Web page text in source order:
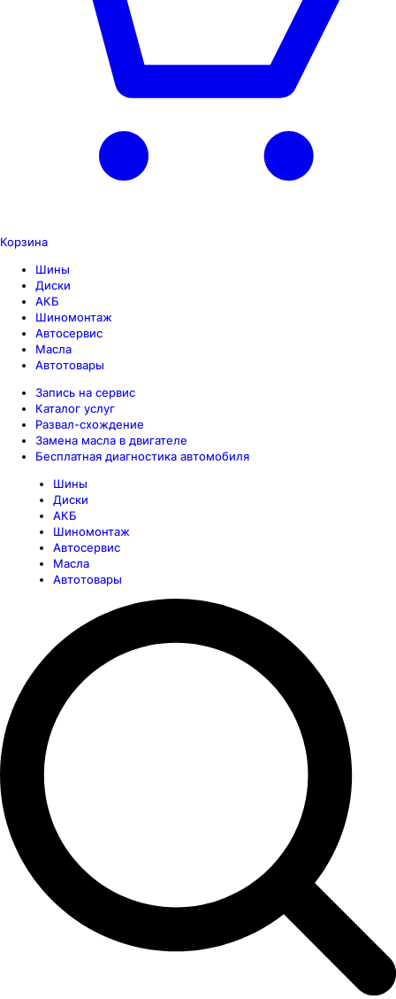
Корзина
Шины
Диски
АКБ
Шиномонтаж
Автосервис
Масла
Автотовары
Запись на сервис
Каталог услуг
Развал-схождение
Замена масла в двигателе
Бесплатная диагностика автомобиля
Шины
Диски
АКБ
Шиномонтаж
Автосервис
Масла
Автотовары